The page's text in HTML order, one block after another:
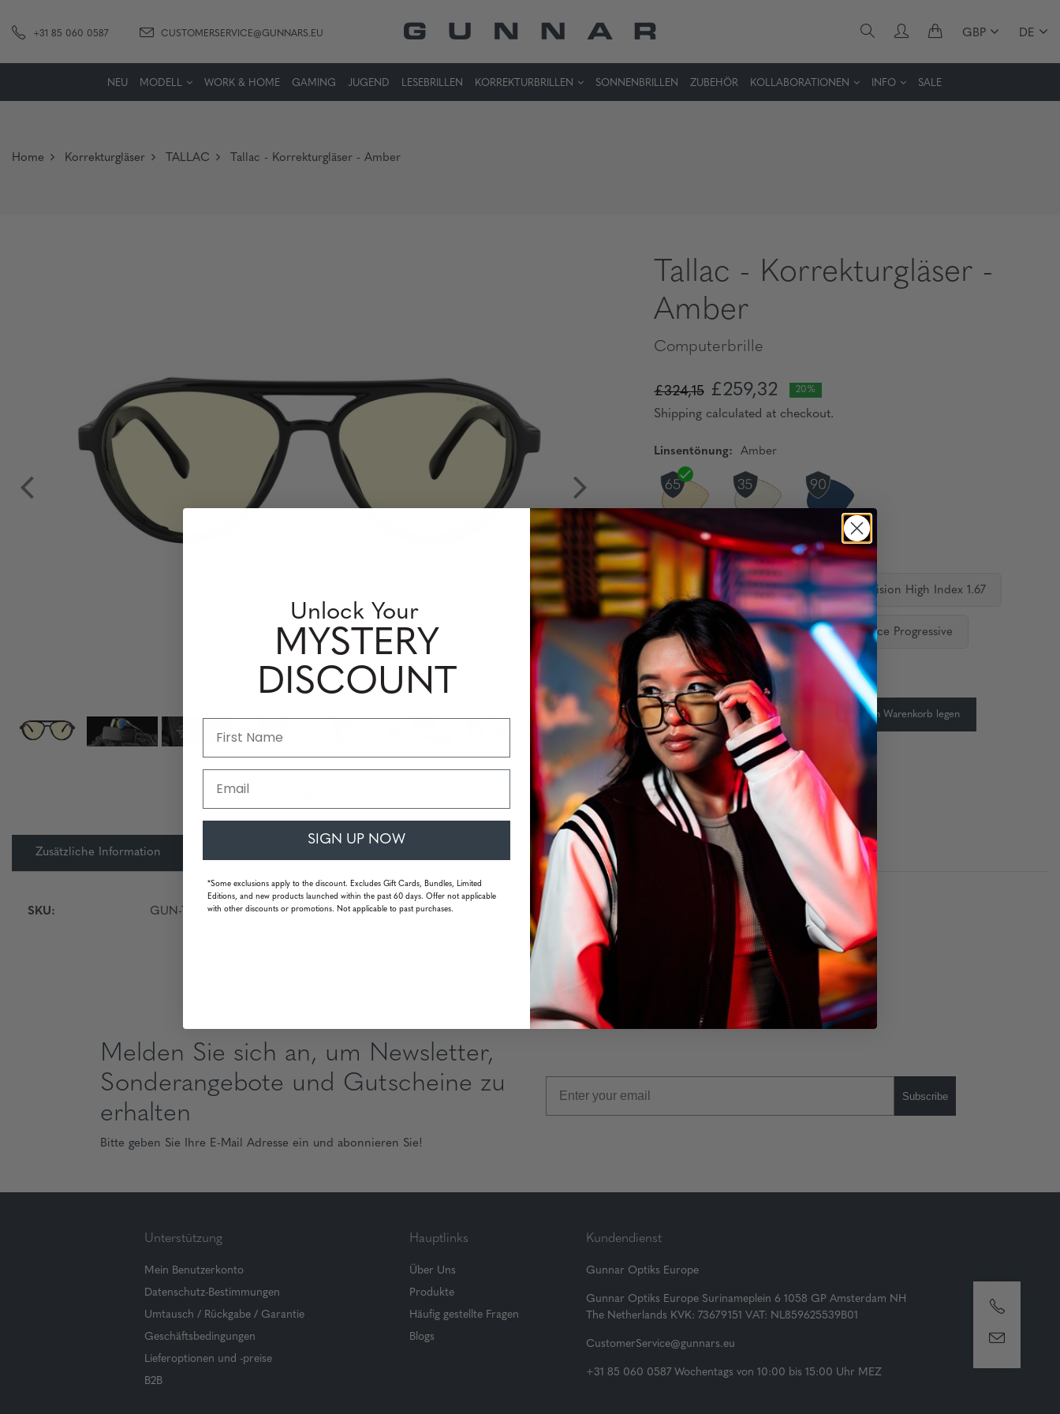
+31 85 060 0587 CUSTOMERSERVICE@GUNNARS.EU GBP DE
NEU MODELL WORK & HOME GAMING JUGEND LESEBRILLEN KORREKTURBRILLEN SONNENBRILLEN ZUBEHÖR KOLLABORATIONEN INFO SALE
Home Korrekturgläser TALLAC Tallac - Korrekturgläser - Amber
Tallac - Korrekturgläser -
Amber
Computerbrille
£324,15 £259,32 20%
Shipping calculated at checkout.
Linsentönung: Amber
Korrekturgläser:
Single Vision Standard Single Vision High Index 1.67
Intermediate Progressive Distance Progressive
Verfügbarkeit: Auf Lager
Menge: - In den Warenkorb legen
Zusätzliche Information
SKU: GUN-TAL-00101-SVS
Melden Sie sich an, um Newsletter,
Sonderangebote und Gutscheine zu
erhalten
Bitte geben Sie Ihre E-Mail Adresse ein und abonnieren Sie!
Subscribe
Unterstützung
Mein Benutzerkonto
Datenschutz-Bestimmungen
Umtausch / Rückgabe / Garantie
Geschäftsbedingungen
Lieferoptionen und -preise
B2B
Hauptlinks
Über Uns
Produkte
Häufig gestellte Fragen
Blogs
Kundendienst
Gunnar Optiks Europe
Gunnar Optiks Europe Surinameplein 6 1058 GP Amsterdam NH
The Netherlands KVK: 73679151 VAT: NL859625539B01
CustomerService@gunnars.eu
+31 85 060 0587 Wochentags von 10:00 bis 15:00 Uhr MEZ
Unlock Your
MYSTERY
DISCOUNT
SIGN UP NOW
*Some exclusions apply to the discount. Excludes Gift Cards, Bundles, Limited
Editions, and new products launched within the past 60 days. Offer not applicable
with other discounts or promotions. Not applicable to past purchases.